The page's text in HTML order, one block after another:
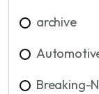
archive
Breaking-